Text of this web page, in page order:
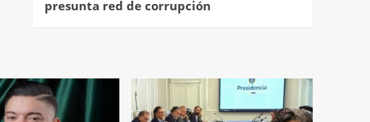
presunta red de corrupción